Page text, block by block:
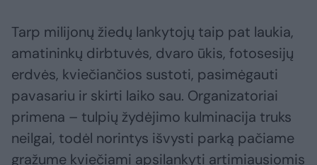
Tarp milijonų žiedų lankytojų taip pat laukia,
amatininkų dirbtuvės, dvaro ūkis, fotosesijų
erdvės, kviečiančios sustoti, pasimėgauti
pavasariu ir skirti laiko sau. Organizatoriai
primena – tulpių žydėjimo kulminacija truks
neilgai, todėl norintys išvysti parką pačiame
gražume kviečiami apsilankyti artimiausiomis